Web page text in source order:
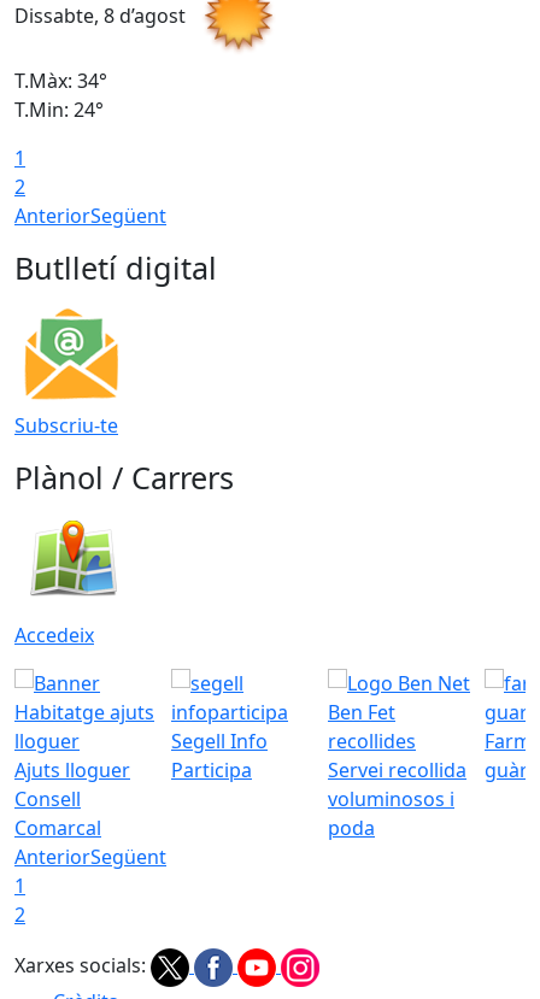
Dissabte, 8 d’agost
T.Màx: 34°
T.Min: 24°
1
2
AnteriorSegüent
Butlletí digital
Subscriu-te
Plànol / Carrers
Accedeix
Ajuts lloguer
Consell
Comarcal
Segell Info
Participa
Servei recollida
voluminosos i
poda
AnteriorSegüent
1
2
Xarxes socials: